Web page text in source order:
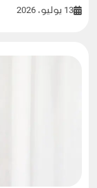
13 يوليو، 2026